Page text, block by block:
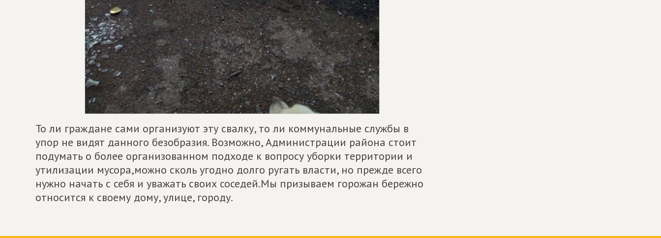
То ли граждане сами организуют эту свалку, то ли коммунальные службы в
упор не видят данного безобразия. Возможно, Администрации района стоит
подумать о более организованном подходе к вопросу уборки территории и
утилизации мусора,можно сколь угодно долго ругать власти, но прежде всего
нужно начать с себя и уважать своих соседей.Мы призываем горожан бережно
относится к своему дому, улице, городу.